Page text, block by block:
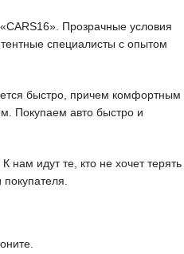
Прозрачные условия
специалисты с опытом
быстро, причем комфортным
Покупаем авто быстро и
нам идут те, кто не хочет терять